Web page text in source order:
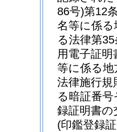
86号)第12
名等に係
る法律第
用電子証
等に係る
法律施行規
る暗証番
録証明書
(印鑑登録